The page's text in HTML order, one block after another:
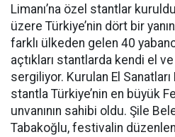
Limanı’na özel stantlar
üzere Türkiye’nin dört bir
farklı ülkeden gelen 40
açtıkları stantlarda kendi el
sergiliyor. Kurulan El Sanatları
stantla Türkiye’nin en büyük
unvanının sahibi oldu. Şile
Tabakoğlu, festivalin